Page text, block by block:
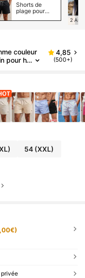
Shorts de
plage pour
2
couleur
pour h
4,85
(500+)
54 (XXL)
privée